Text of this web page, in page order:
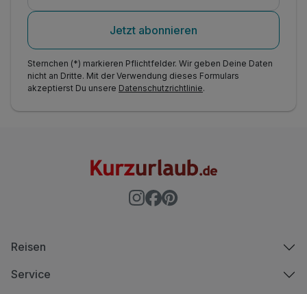
Jetzt abonnieren
Sternchen (*) markieren Pflichtfelder. Wir geben Deine Daten
nicht an Dritte. Mit der Verwendung dieses Formulars
akzeptierst Du unsere Datenschutzrichtlinie.
Reisen
Service